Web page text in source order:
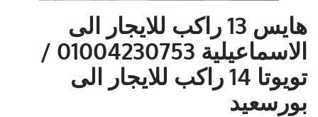
هايس 13 راكب للايجار الى
الاسماعيلية 01004230753 /
تويوتا 14 راكب للايجار الى
بورسعيد